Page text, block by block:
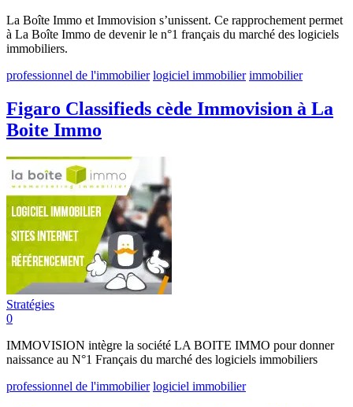
La Boîte Immo et Immovision s’unissent. Ce rapprochement permet
à La Boîte Immo de devenir le n°1 français du marché des logiciels
immobiliers.
professionnel de l'immobilier logiciel immobilier immobilier
Figaro Classifieds cède Immovision à La
Boite Immo
Stratégies
0
IMMOVISION intègre la société LA BOITE IMMO pour donner
naissance au N°1 Français du marché des logiciels immobiliers
professionnel de l'immobilier logiciel immobilier